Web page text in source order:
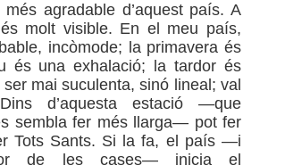
agradable d’aquest país. A
és molt visible. En el meu país,
incòmode; la primavera és
és una exhalació; la tardor és
mai suculenta, sinó lineal; val
d’aquesta estació —que
sembla fer més llarga— pot fer
Tots Sants. Si la fa, el país —i
de les cases— inicia el